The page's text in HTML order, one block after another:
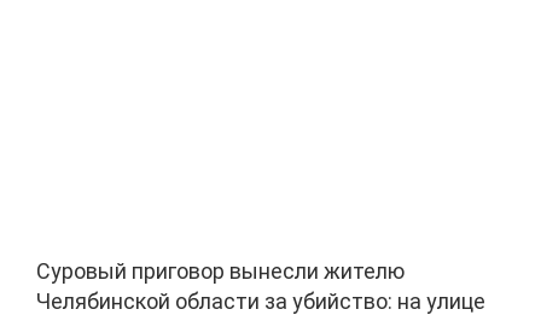
Суровый приговор вынесли жителю
Челябинской области за убийство: на улице